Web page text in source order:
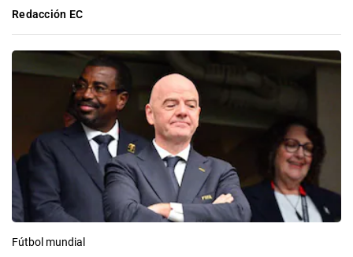
Redacción EC
Fútbol mundial